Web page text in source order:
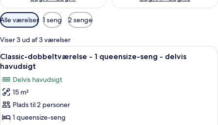
Tilgængelige
filtre
for
værelser
Alle værelser 1 seng 2 senge
Viser 3 ud af 3 værelser
Indlæs
alle
billeder
af
Classic-
dobbeltværelse
-
Classic-dobbeltværelse - 1
6
Classic-dobbeltværelse - 1 queensize-seng - delvis
havudsigt
Delvis havudsigt
15 m²
Plads til 2 personer
1 queensize-seng